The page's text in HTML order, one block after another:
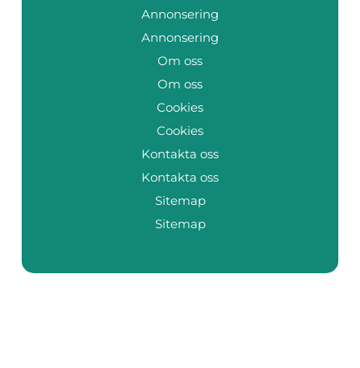
Annonsering
Annonsering
Om oss
Om oss
Cookies
Cookies
Kontakta oss
Kontakta oss
Sitemap
Sitemap